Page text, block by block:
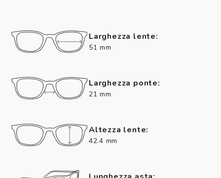
Larghezza lente:
51 mm
Larghezza ponte:
21 mm
Altezza lente:
42.4 mm